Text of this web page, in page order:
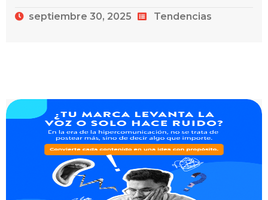
septiembre 30, 2025 Tendencias